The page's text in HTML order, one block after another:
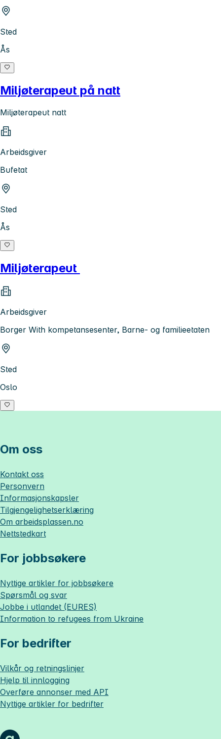
Sted
Ås
Miljøterapeut på natt
Miljøterapeut natt
Arbeidsgiver
Bufetat
Sted
Ås
Miljøterapeut
Arbeidsgiver
Borger With kompetansesenter, Barne- og familieetaten
Sted
Oslo
Om oss
Kontakt oss
Personvern
Informasjonskapsler
Tilgjengelighetserklæring
Om arbeidsplassen.no
Nettstedkart
For jobbsøkere
Nyttige artikler for jobbsøkere
Spørsmål og svar
Jobbe i utlandet (EURES)
Information to refugees from Ukraine
For bedrifter
Vilkår og retningslinjer
Hjelp til innlogging
Overføre annonser med API
Nyttige artikler for bedrifter